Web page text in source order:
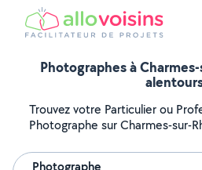
Photographes à
Trouvez votre Particulier ou
Photographe sur Charmes-sur-
Photographe